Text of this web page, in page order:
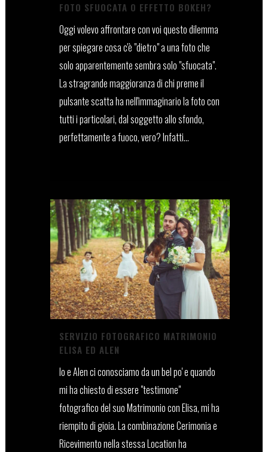
FOTO SFUOCATA O EFFETTO BOKEH?
Oggi volevo affrontare con voi questo dilemma
per spiegare cosa c'è "dietro" a una foto che
solo apparentemente sembra solo "sfuocata".
La stragrande maggioranza di chi preme il
pulsante scatta ha nell'immaginario la foto con
tutti i particolari, dal soggetto allo sfondo,
perfettamente a fuoco, vero? Infatti...
SERVIZIO FOTOGRAFICO MATRIMONIO
ELISA ED ALEN
Io e Alen ci conosciamo da un bel po' e quando
mi ha chiesto di essere "testimone"
fotografico del suo Matrimonio con Elisa, mi ha
riempito di gioia. La combinazione Cerimonia e
Ricevimento nella stessa Location ha